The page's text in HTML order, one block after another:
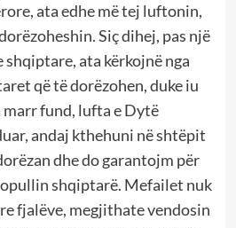
ata edhe më tej luftonin,
Siç dihej, pas një
ata kërkojnë nga
që të dorëzohen, duke iu
marr fund, lufta e Dytë
andaj kthehuni në shtëpit
dhe do garantojm për
shqiptarë. Mefailet nuk
fjalëve, megjithate vendosin